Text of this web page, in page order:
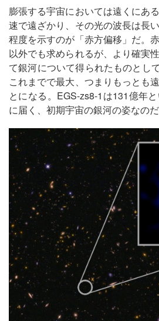
膨張する宇宙においては遠くにあ
速で遠ざかり、その光の波長は長
程度を示すのが「赤方偏移」だ。
以外でも求められるが、より確実
て銀河について得られたものとし
これまでで最大、つまりもっとも
とになる。EGS-zs8-1は131億年
に届く、初期宇宙の銀河の姿なのだ